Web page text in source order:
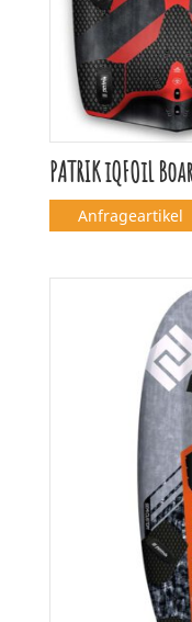
PATRIK iQFOiL
Anfrageartikel